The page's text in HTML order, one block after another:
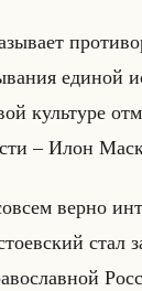
еди­ной
культу­ре
– Илон
верно
стал